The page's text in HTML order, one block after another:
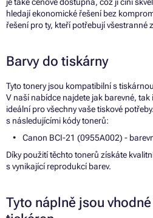
je také cenově dostupná, což ji činí
hledají ekonomické řešení bez
řešení pro ty, kteří potřebují všestranné
Barvy do tiskárny
Tyto tonery jsou kompatibilní s tiskárnou
V naší nabídce najdete jak barevné, tak
ideální pro všechny vaše tiskové
s následujícími kódy tonerů:
Canon BCI-21 (0955A002) -
Díky použití těchto tonerů získáte
s vynikající reprodukcí barev.
Tyto náplně jsou